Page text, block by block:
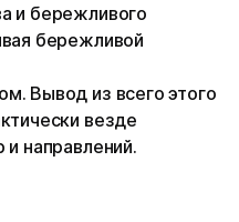
и бережливого
бережливой
Вывод из всего этого
везде
направлений.